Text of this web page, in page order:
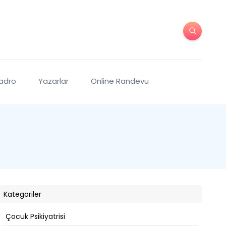
Yazarlar Online Randevu
Kategoriler
Çocuk Psikiyatrisi